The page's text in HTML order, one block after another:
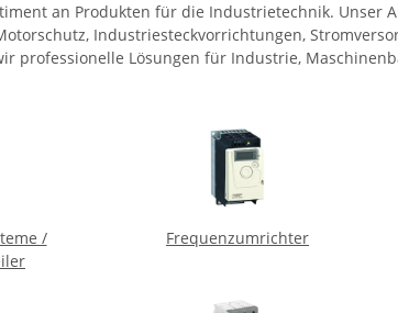
an Produkten für die Industrietechnik. Unser
Industriesteckvorrichtungen,
professionelle Lösungen für Industrie,
/
Frequenzumrichter